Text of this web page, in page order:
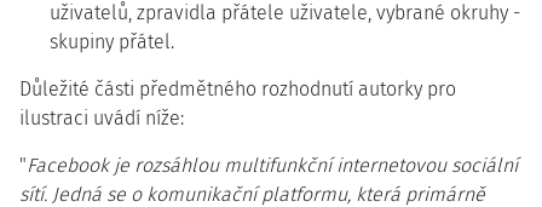
uživatelů, zpravidla přátele uživatele, vybrané okruhy -
skupiny přátel.
Důležité části předmětného rozhodnutí autorky pro
ilustraci uvádí níže:
"Facebook je rozsáhlou multifunkční internetovou sociální
sítí. Jedná se o komunikační platformu, která primárně